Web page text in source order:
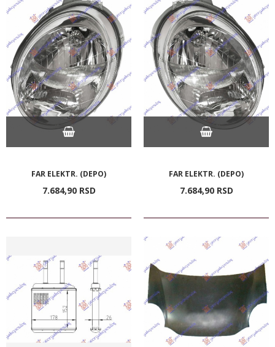
FAR ELEKTR. (DEPO)
7.684,90 RSD
FAR ELEKTR. (DEPO)
7.684,90 RSD